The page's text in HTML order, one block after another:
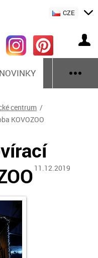
NOVINKY
CZE
centrum /
KOVOZOO
11.12.2019